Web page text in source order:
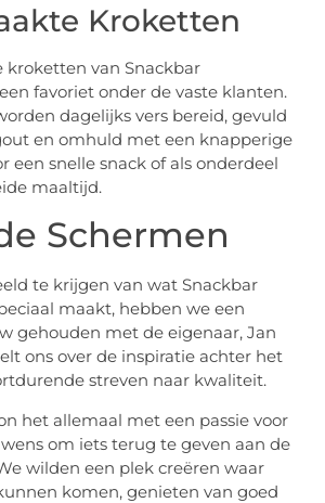
Kroketten
kroketten van Snackbar
favoriet onder de vaste klanten.
dagelijks vers bereid, gevuld
en omhuld met een knapperige
een snelle snack of als onderdeel
maaltijd.
Schermen
te krijgen van wat Snackbar
maakt, hebben we een
gehouden met de eigenaar, Jan
ons over de inspiratie achter het
streven naar kwaliteit.
het allemaal met een passie voor
om iets terug te geven aan de
wilden een plek creëren waar
komen, genieten van goed